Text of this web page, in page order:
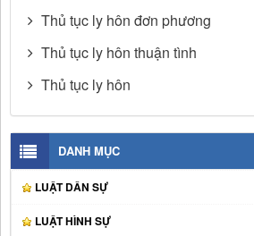
Thủ tục ly hôn đơn phương
Thủ tục ly hôn thuận tình
Thủ tục ly hôn
DANH MỤC
LUẬT DÂN SỰ
LUẬT HÌNH SỰ